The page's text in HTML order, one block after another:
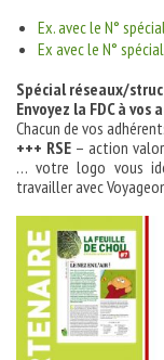
Ex. avec le N°
Ex avec le N° spécial
Spécial réseaux/
Envoyez la FDC à vos
Chacun de vos
+++ RSE – action
… votre logo vous
travailler avec